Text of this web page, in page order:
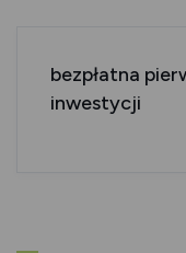
bezpłatna
inwestycji